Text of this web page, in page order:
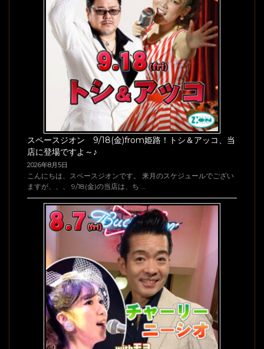
スペースジオン 9/18(金)from姫路！トシ＆アッコ、当
店に登場ですよ～♪
2026年8月5日
こんにちは、スペースジオンです。 来月のスケジュールでござい
ますが、、、 9/18(金)の当店は、ち …